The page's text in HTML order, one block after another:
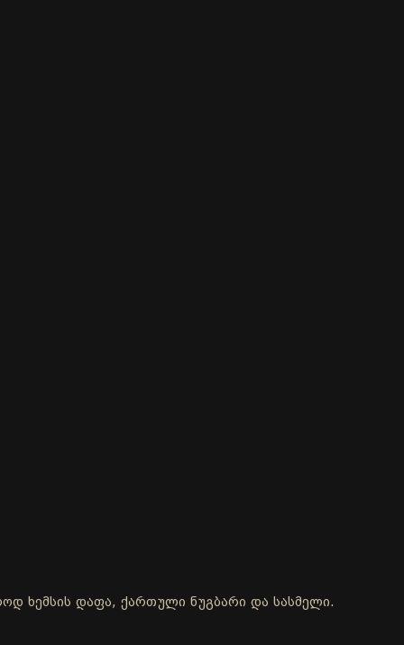
ხემსის დაფა, ქართული ნუგბარი და სასმელი.